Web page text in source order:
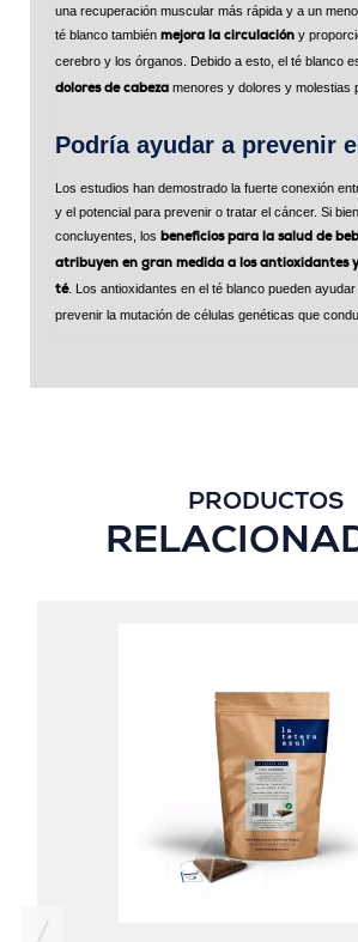
una recuperación muscular más rápida y a un
té blanco también mejora la circulación y
cerebro y los órganos. Debido a esto, el té blanco
dolores de cabeza menores y dolores y molestias
Podría ayudar a prevenir
Los estudios han demostrado la fuerte conexión
y el potencial para prevenir o tratar el cáncer. Si
concluyentes, los beneficios para la salud de
atribuyen en gran medida a los antioxidantes y
té. Los antioxidantes en el té blanco pueden
prevenir la mutación de células genéticas que
PRODUCTOS